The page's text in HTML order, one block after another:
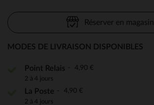
Réserver en magasin
MODES DE LIVRAISON DISPONIBLES
Point Relais 4,90 €
2 à 4 jours
La Poste 4,90 €
2 à 4 jours